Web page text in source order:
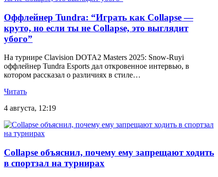
Оффлейнер Tundra: “Играть как Collapse —
круто, но если ты не Collapse, это выглядит
убого”
На турнире Clavision DOTA2 Masters 2025: Snow-Ruyi
оффлейнер Tundra Esports дал откровенное интервью, в
котором рассказал о различиях в стиле…
Читать
4 августа, 12:19
Collapse объяснил, почему ему запрещают ходить
в спортзал на турнирах